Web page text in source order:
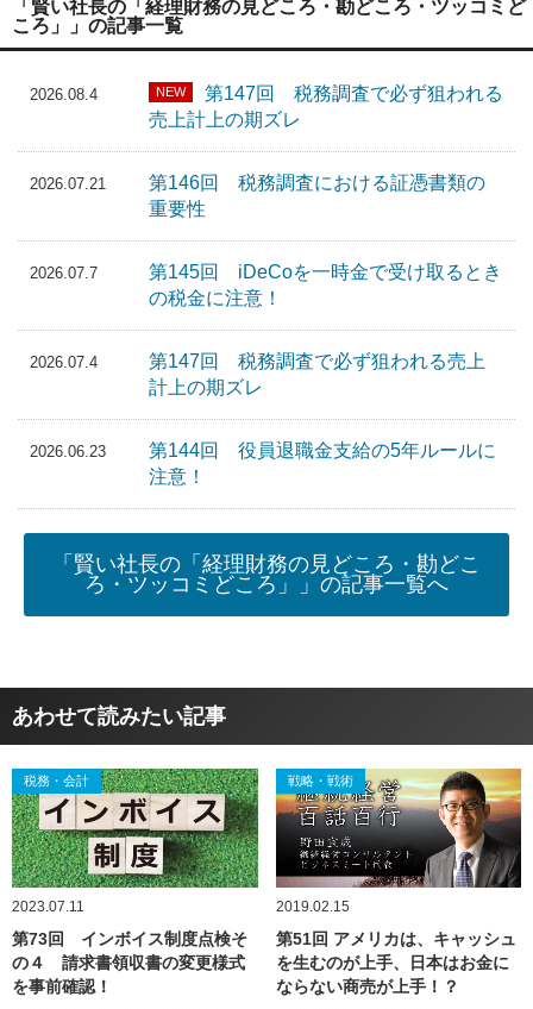
「賢い社長の「経理財務の見どころ・勘どころ・ツッコミど
ころ」」の記事一覧
2026.08.4 NEW
第147回 税務調査で必ず狙われる
売上計上の期ズレ
2026.07.21
第146回 税務調査における証憑書類の
重要性
2026.07.7
第145回 iDeCoを一時金で受け取るとき
の税金に注意！
2026.07.4
第147回 税務調査で必ず狙われる売上
計上の期ズレ
2026.06.23
第144回 役員退職金支給の5年ルールに
注意！
「賢い社長の「経理財務の見どころ・勘どこ
ろ・ツッコミどころ」」の記事一覧へ
あわせて読みたい記事
税務・会計
2023.07.11
第73回 インボイス制度点検そ
の４ 請求書領収書の変更様式
を事前確認！
戦略・戦術
2019.02.15
第51回 アメリカは、キャッシュ
を生むのが上手、日本はお金に
ならない商売が上手！？